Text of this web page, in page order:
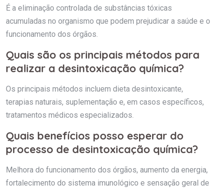
É a eliminação controlada de substâncias tóxicas
acumuladas no organismo que podem prejudicar a saúde e o
funcionamento dos órgãos.
Quais são os principais métodos para
realizar a desintoxicação química?
Os principais métodos incluem dieta desintoxicante,
terapias naturais, suplementação e, em casos específicos,
tratamentos médicos especializados.
Quais benefícios posso esperar do
processo de desintoxicação química?
Melhora do funcionamento dos órgãos, aumento da energia,
fortalecimento do sistema imunológico e sensação geral de